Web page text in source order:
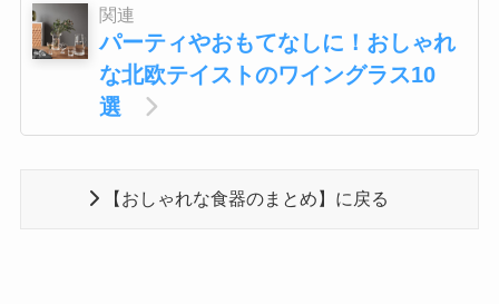
関連
パーティやおもてなしに！おしゃれ
な北欧テイストのワイングラス10
選
【おしゃれな食器のまとめ】に戻る